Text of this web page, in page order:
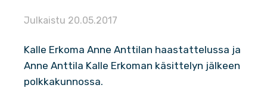
Julkaistu 20.05.2017
Kalle Erkoma Anne Anttilan haastattelussa ja
Anne Anttila Kalle Erkoman käsittelyn jälkeen
polkkakunnossa.